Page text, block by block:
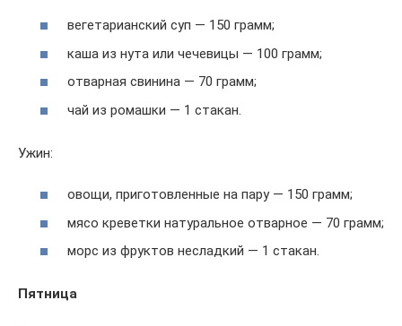
вегетарианский суп — 150 грамм;
каша из нута или чечевицы — 100 грамм;
отварная свинина — 70 грамм;
чай из ромашки — 1 стакан.
Ужин:
овощи, приготовленные на пару — 150 грамм;
мясо креветки натуральное отварное — 70 грамм;
морс из фруктов несладкий — 1 стакан.
Пятница